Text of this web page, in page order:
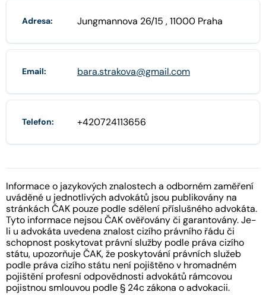
Adresa: Jungmannova 26/15 , 11000 Praha
Email: bara.strakova@gmail.com
Telefon: +420724113656
Informace o jazykových znalostech a odborném zaměření
uváděné u jednotlivých advokátů jsou publikovány na
stránkách ČAK pouze podle sdělení příslušného advokáta.
Tyto informace nejsou ČAK ověřovány či garantovány. Je-
li u advokáta uvedena znalost cizího právního řádu či
schopnost poskytovat právní služby podle práva cizího
státu, upozorňuje ČAK, že poskytování právních služeb
podle práva cizího státu není pojištěno v hromadném
pojištění profesní odpovědnosti advokátů rámcovou
pojistnou smlouvou podle § 24c zákona o advokacii.